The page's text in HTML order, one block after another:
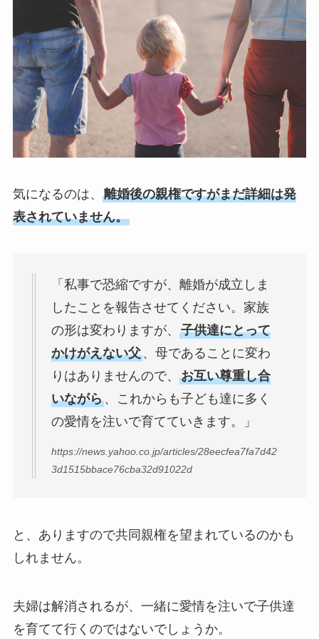
気になるのは、 離婚後の親権ですがまだ詳細は発
表されていません。
「私事で恐縮ですが、離婚が成立しま
したことを報告させてください。家族
の形は変わりますが、 子供達にとって
かけがえない父、母であることに変わ
りはありませんので、 お互い尊重し合
いながら、これからも子ども達に多く
の愛情を注いで育てていきます。」
https://news.yahoo.co.jp/articles/28eecfea7fa7d42
3d1515bbace76cba32d91022d
と、ありますので共同親権を望まれているのかも
しれません。
夫婦は解消されるが、一緒に愛情を注いで子供達
を育てて行くのではないでしょうか。